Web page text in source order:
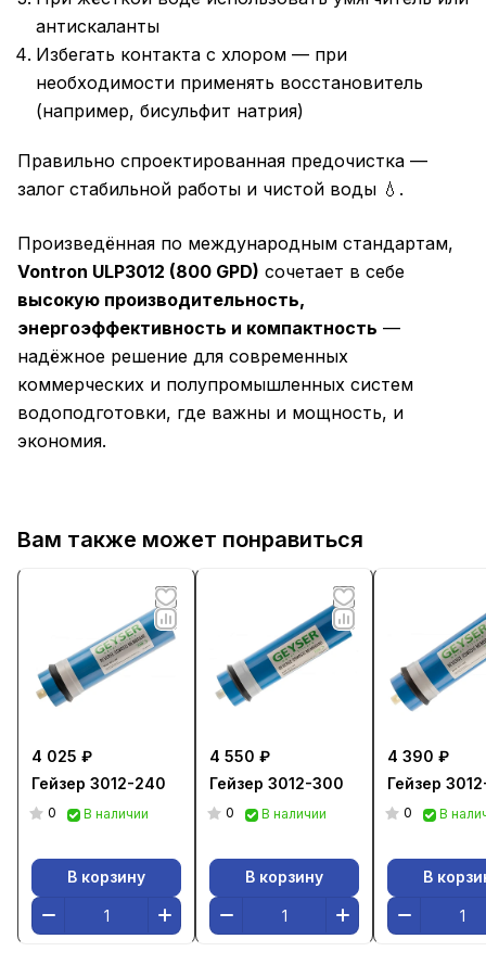
антискаланты
Избегать контакта с хлором — при
необходимости применять восстановитель
(например, бисульфит натрия)
Правильно спроектированная предочистка —
залог стабильной работы и чистой воды 💧.
Произведённая по международным стандартам,
Vontron ULP3012 (800 GPD) сочетает в себе
высокую производительность,
энергоэффективность и компактность —
надёжное решение для современных
коммерческих и полупромышленных систем
водоподготовки, где важны и мощность, и
экономия.
Вам также может понравиться
4 025 ₽
Гейзер 3012-240
0 В наличии
В корзину
4 550 ₽
Гейзер 3012-300
0 В наличии
В корзину
4 390 ₽
Гейзер
0 В
В